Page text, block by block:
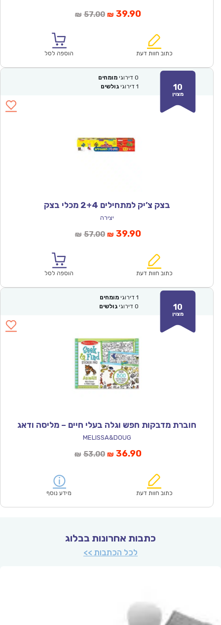
₪ 57.00המחיר
₪57.00.
₪ 39.90המחיר
הוא:
כתוב חוות דעת הוספה לסל
10
מצוין
0 דירוגי מומחים
1 דירוגי גולשים
בצק צ’יק למתחילים 2+4 מכלי בצק
יצירה
₪ 57.00המחיר
₪57.00.
₪ 39.90המחיר
הוא:
כתוב חוות דעת הוספה לסל
10
מצוין
1 דירוגי מומחים
0 דירוגי גולשים
חוברת מדבקות חפש וגלה בעלי חיים – מליסה ודאג
MELISSA&DOUG
₪ 53.00המחיר
₪53.00.
₪ 36.90המחיר
הוא:
כתוב חוות דעת מידע נוסף
כתבות אחרונות בבלוג
לכל הכתבות >>